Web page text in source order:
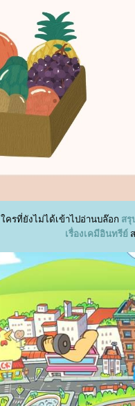
ครที่ยังไม่ได้เข้าไปอ่านบล๊อก สรุ
เรื่องเคมีอินทรีย์